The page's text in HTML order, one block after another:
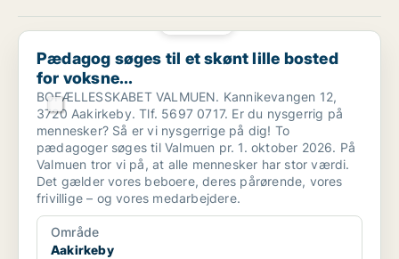
Pædagog søges til et skønt lille bosted for voksne...
Pædagog søges til et skønt lille bosted
for voksne...
BOFÆLLESSKABET VALMUEN. Kannikevangen 12,
3720 Aakirkeby. Tlf. 5697 0717. Er du nysgerrig på
mennesker? Så er vi nysgerrige på dig! To
pædagoger søges til Valmuen pr. 1. oktober 2026. På
Valmuen tror vi på, at alle mennesker har stor værdi.
Det gælder vores beboere, deres pårørende, vores
frivillige – og vores medarbejdere.
Område
Aakirkeby